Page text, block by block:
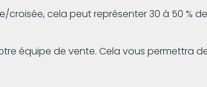
cela peut représenter 30 à 50 %
équipe de vente. Cela vous permettra